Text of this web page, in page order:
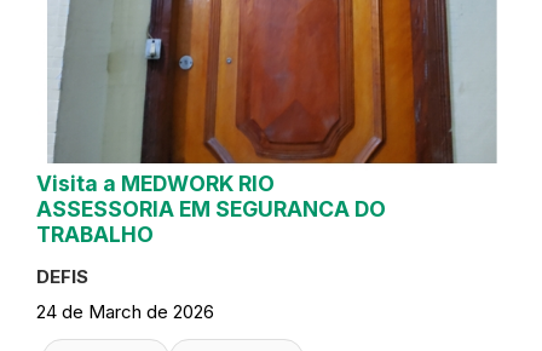
Visita a MEDWORK RIO
ASSESSORIA EM SEGURANCA DO
TRABALHO
DEFIS
24 de March de 2026